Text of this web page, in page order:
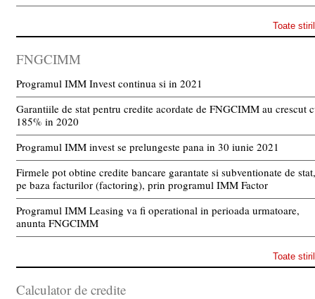
Toate
FNGCIMM
Programul IMM Invest continua si in 2021
Garantiile de stat pentru credite acordate de FNGCIMM au crescut
185% in 2020
Programul IMM invest se prelungeste pana in 30 iunie 2021
Firmele pot obtine credite bancare garantate si subventionate de stat,
pe baza facturilor (factoring), prin programul IMM Factor
Programul IMM Leasing va fi operational in perioada urmatoare,
anunta FNGCIMM
Toate
Calculator de credite